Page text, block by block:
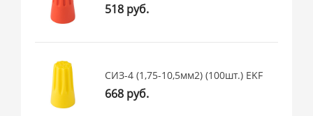
518 руб.
СИЗ-4 (1,75-10,5мм2) (100шт.) EKF
668 руб.